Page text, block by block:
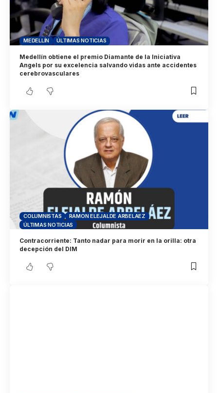
MEDELLÍN ÚLTIMAS NOTICIAS
Medellín obtiene el premio Diamante de la Iniciativa
Angels por su excelencia salvando vidas ante accidentes
cerebrovasculares
COLUMNISTAS
RAMON ELEJALDE ARBELAEZ
ÚLTIMAS NOTICIAS
Contracorriente: Tanto nadar para morir en la orilla: otra
decepción del DIM